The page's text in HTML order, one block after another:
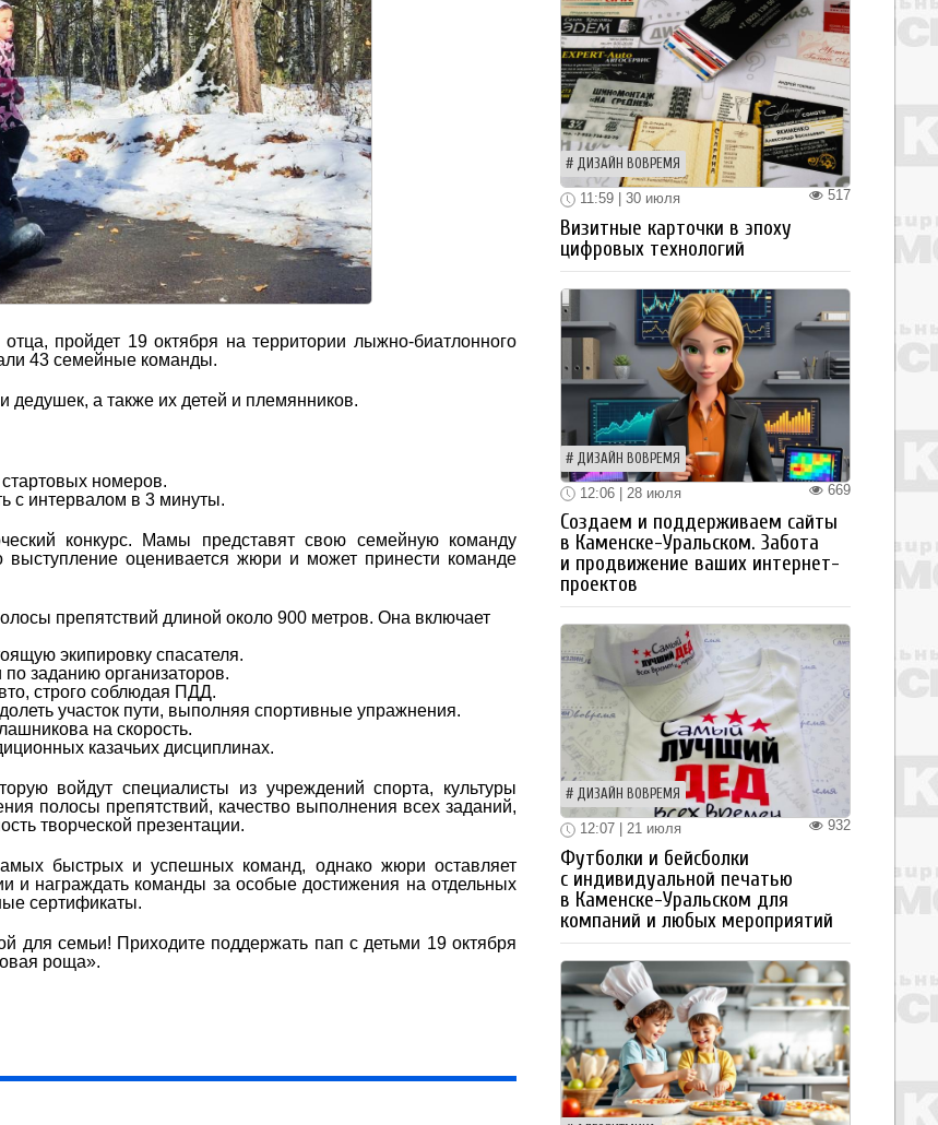
пройдет 19 октября на территории лыжно-биатлонного
43 семейные команды.
дедушек, а также их детей и племянников.
номеров.
с интервалом в 3 минуты.
конкурс. Мамы представят свою семейную команду
оценивается жюри и может принести команде
препятствий длиной около 900 метров. Она включает
экипировку спасателя.
заданию организаторов.
строго соблюдая ПДД.
участок пути, выполняя спортивные упражнения.
на скорость.
казачьих дисциплинах.
войдут специалисты из учреждений спорта, культуры
полосы препятствий, качество выполнения всех заданий,
творческой презентации.
быстрых и успешных команд, однако жюри оставляет
и награждать команды за особые достижения на отдельных
сертификаты.
для семьи! Приходите поддержать пап с детьми 19 октября
роща».
ДИЗАЙН ВОВРЕМЯ
517
11:59 | 30 июля
Визитные карточки в эпоху
цифровых технологий
ДИЗАЙН ВОВРЕМЯ
669
12:06 | 28 июля
Создаем и поддерживаем сайты
в Каменске-Уральском. Забота
и продвижение ваших интернет-
проектов
ДИЗАЙН ВОВРЕМЯ
932
12:07 | 21 июля
Футболки и бейсболки
с индивидуальной печатью
в Каменске-Уральском для
компаний и любых мероприятий